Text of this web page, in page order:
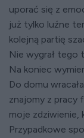
uporać się z
już tylko luźne
kolejną partię
Nie wygrał tego
Na koniec
Do domu
znajomy z pracy
moje zdziwienie,
Przypadkowe